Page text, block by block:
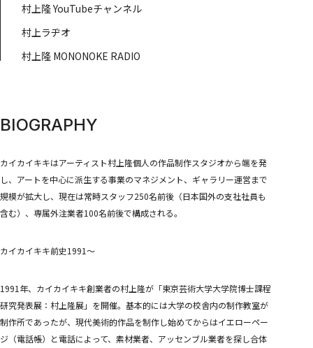
BIOGRAPHY
村上隆 YouTubeチャンネル
村上ラヂオ
村上隆 MONONOKE RADIO
カイカイキキはアーティスト村上隆個人の作品制作スタジオから端を発
し、アートを中心に派生する事業のマネジメント、ギャラリー運営まで
規模が拡大し、現在は常時スタッフ250名前後（日本国外の支社社員も
含む）、専属外注業者100名前後で構成される。
カイカイキキ前史1991～
1991年、カイカイキキ創業者の村上隆が「東京芸術大学大学院博士課程
研究発表展：村上隆展」を開催。基本的には大学の校舎内の制作教室が
制作所であったが、現代美術的作品を制作し始めてからはイエローペー
ジ（電話帳）と電話によって、素材業者、アッセンブル業者を探し合体
DIGITAL
FLOWER GO WALK
KaikaiKiki Marketplace
めめめのくらげ TRADING CARD GAME
RECRUITMENT